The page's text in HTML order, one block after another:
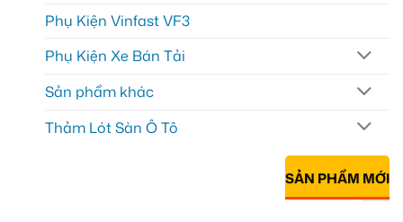
Phụ Kiện Vinfast VF3
Phụ Kiện Xe Bán Tải
Sản phẩm khác
Thảm Lót Sàn Ô Tô
SẢN PHẨM MỚI